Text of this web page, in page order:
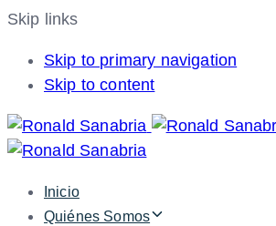
Skip links
Skip to primary navigation
Skip to content
Inicio
Quiénes Somos